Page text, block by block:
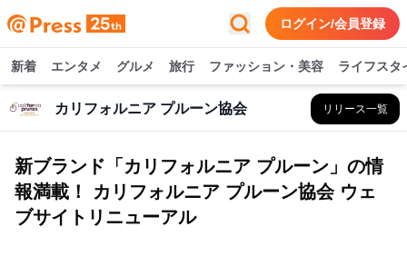
ログイン/会員登録
新着 エンタメ グルメ 旅行 ファッション・美容 ライフスタ
カリフォルニア プルーン協会 リリース一覧
新ブランド「カリフォルニア プルーン」の情
報満載！ カリフォルニア プルーン協会 ウェ
ブサイトリニューアル